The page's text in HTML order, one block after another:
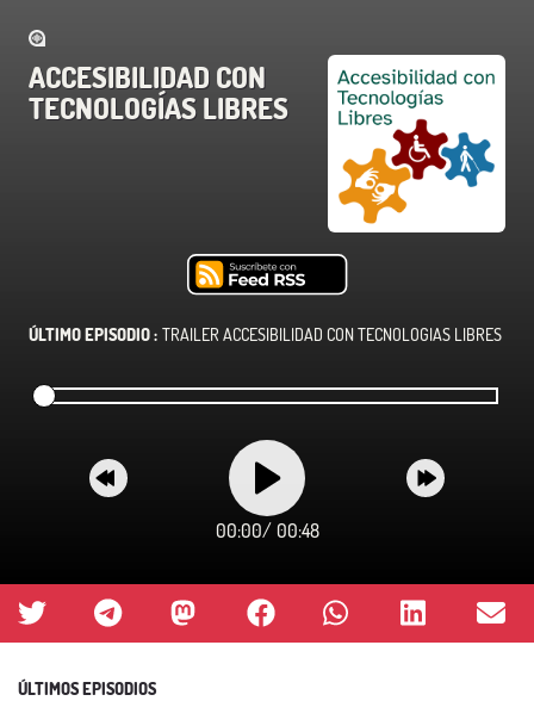
ACCESIBILIDAD CON
TECNOLOGÍAS LIBRES
ÚLTIMO EPISODIO : TRAILER ACCESIBILIDAD CON TECNOLOGIAS LIBRES
00:00/ 00:48
ÚLTIMOS EPISODIOS